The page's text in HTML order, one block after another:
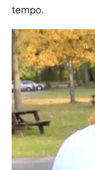
tempo.